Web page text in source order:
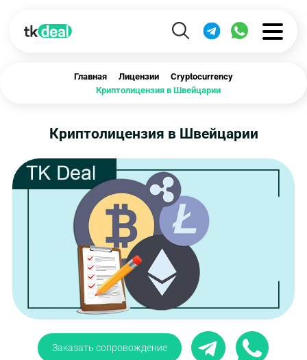
Главная Лицензии
Cryptocurrency
Криптолицензия в Швейцарии
Криптолицензия в Швейцарии
Заказать сопровождение